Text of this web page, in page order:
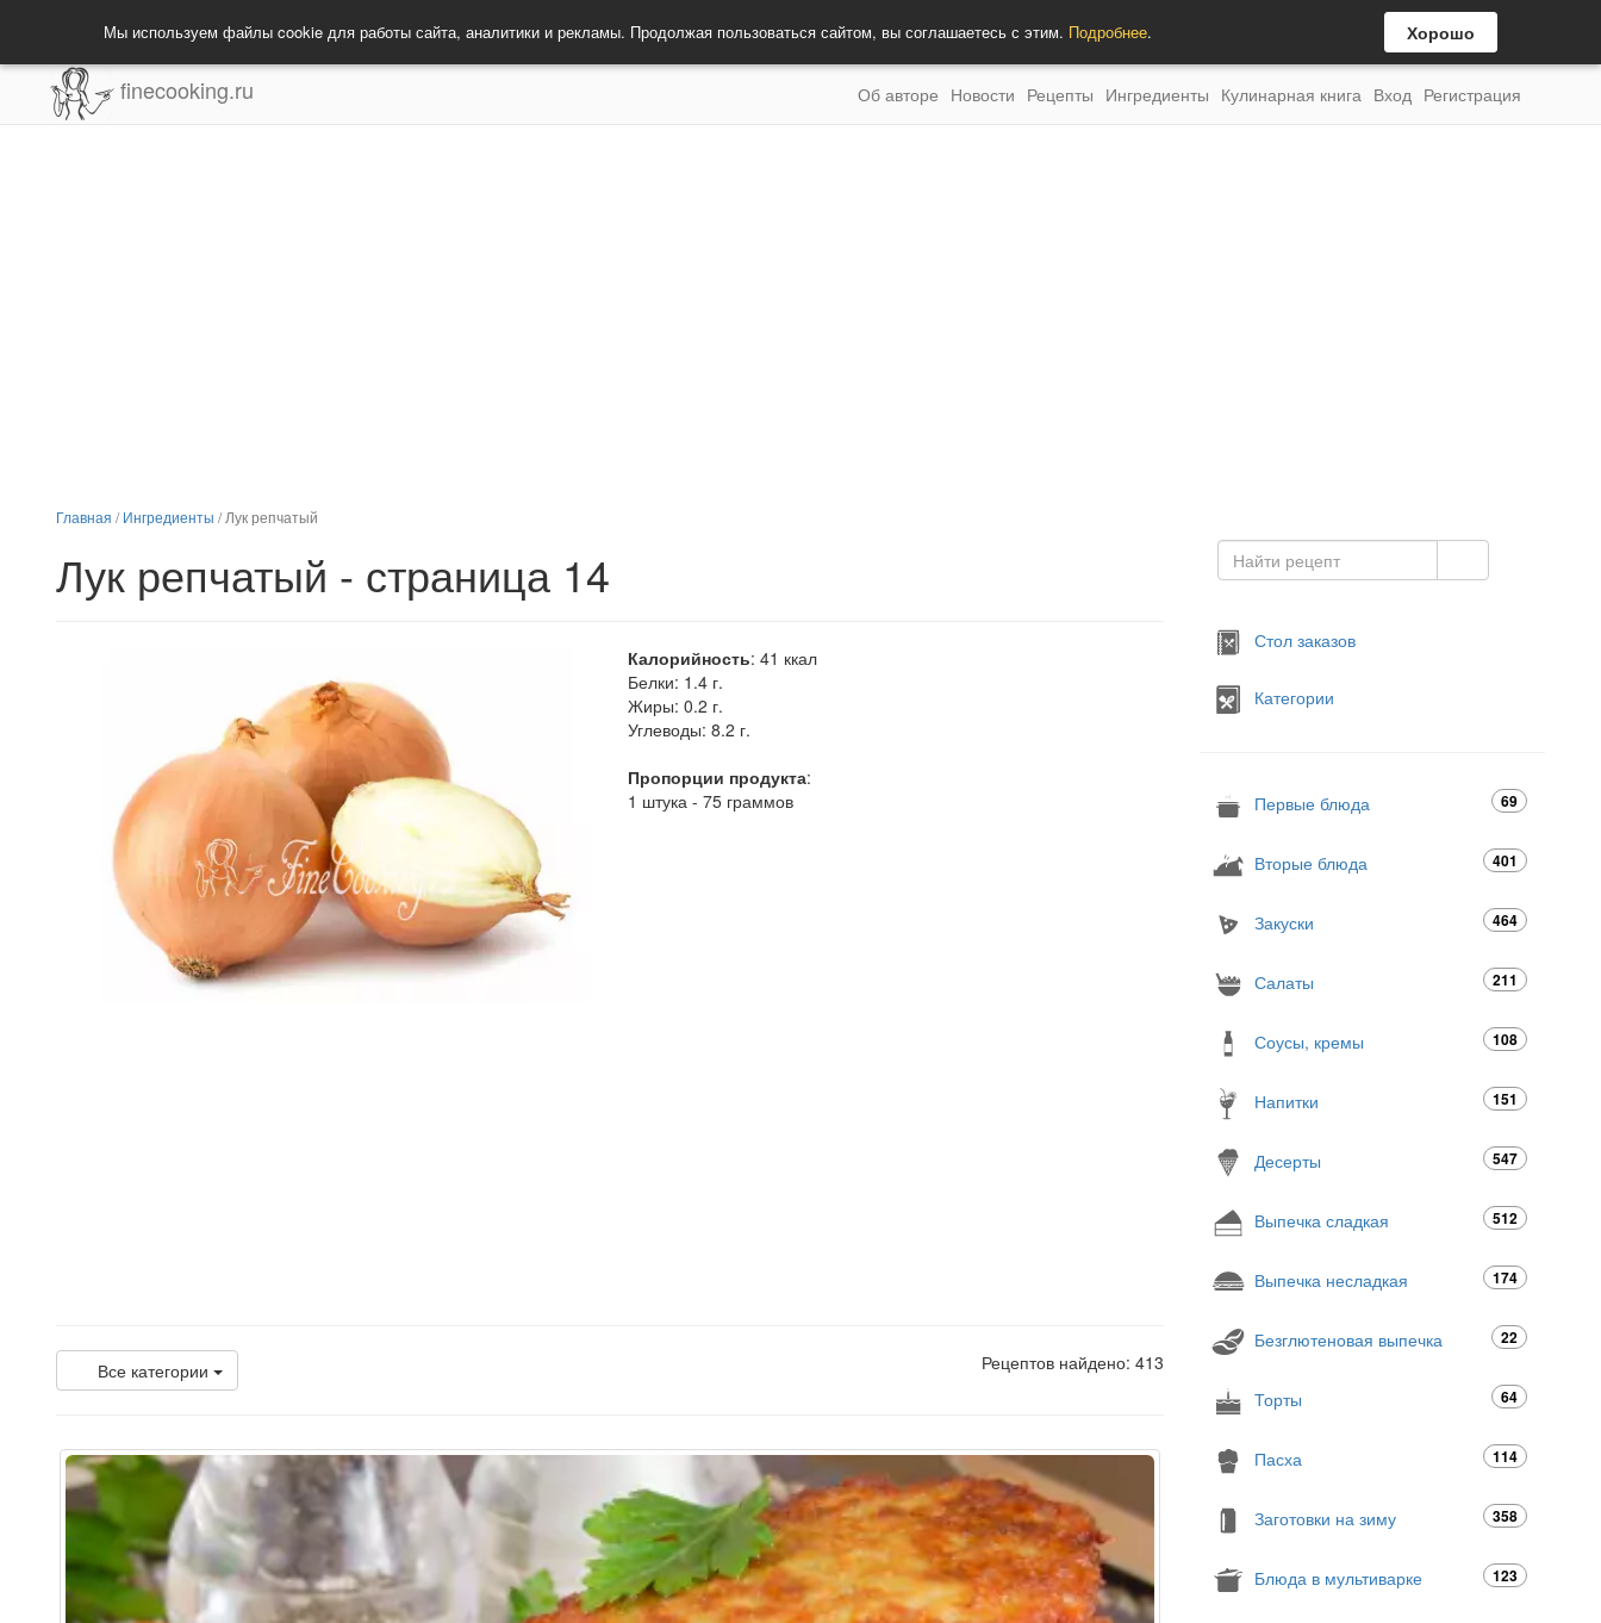
Мы используем файлы cookie для работы сайта, аналитики и рекламы. Продолжая пользоваться сайтом, вы соглашаетесь с этим. Подробнее. Хорошо
finecooking.ru Об авторе Новости Рецепты Ингредиенты Кулинарная книга Вход Регистрация
Главная /Ингредиенты /Лук репчатый
Лук репчатый - страница 14
Калорийность: 41 ккал
Белки: 1.4 г.
Жиры: 0.2 г.
Углеводы: 8.2 г.
Пропорции продукта:
1 штука - 75 граммов
Все категории Рецептов найдено: 413
Стол заказов
Категории
Первые блюда 69
Вторые блюда 401
Закуски 464
Салаты 211
Соусы, кремы 108
Напитки 151
Десерты 547
Выпечка сладкая 512
Выпечка несладкая 174
Безглютеновая выпечка 22
Торты 64
Пасха 114
Заготовки на зиму 358
Блюда в мультиварке 123